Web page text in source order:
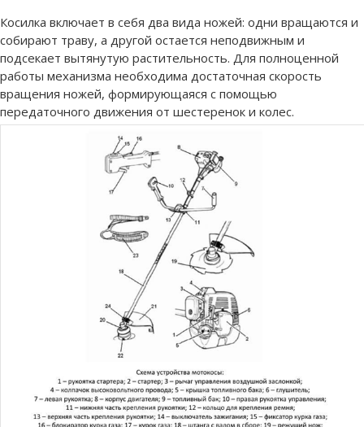
Косилка включает в себя два вида ножей: одни вращаются и
собирают траву, а другой остается неподвижным и
подсекает вытянутую растительность. Для полноценной
работы механизма необходима достаточная скорость
вращения ножей, формирующаяся с помощью
передаточного движения от шестеренок и колес.